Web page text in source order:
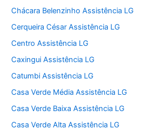
Chácara Belenzinho Assistência LG
Cerqueira César Assistência LG
Centro Assistência LG
Caxingui Assistência LG
Catumbi Assistência LG
Casa Verde Média Assistência LG
Casa Verde Baixa Assistência LG
Casa Verde Alta Assistência LG